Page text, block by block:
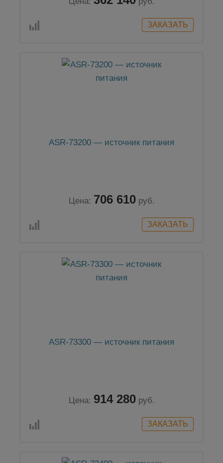
ASR-73200 — источник питания
Цена: 706 610 руб.
ASR-73300 — источник питания
Цена: 914 280 руб.